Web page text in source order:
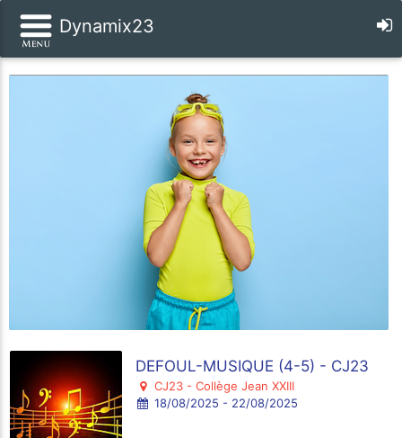
Dynamix23
DEFOUL-MUSIQUE (4-5) - CJ23
CJ23 - Collège Jean XXIII
18/08/2025 - 22/08/2025